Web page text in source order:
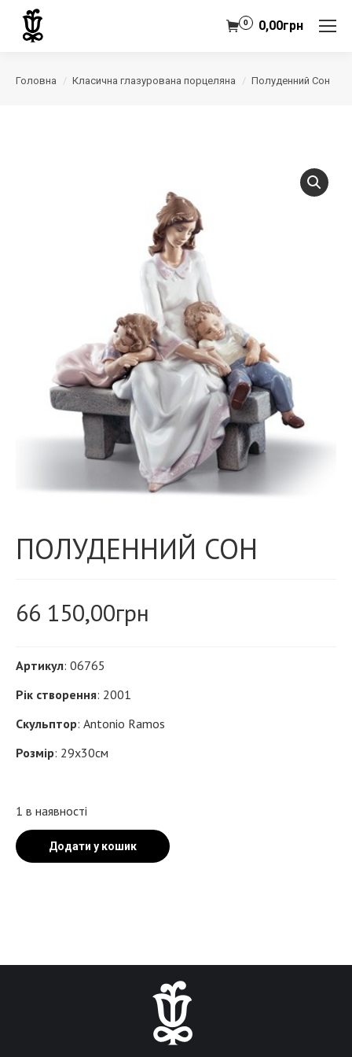
0,00грн
0
Головна Класична глазурована порцеляна Полуденний Сон
ПОЛУДЕННИЙ СОН
66 150,00грн
Артикул: 06765
Рік створення: 2001
Скульптор: Antonio Ramos
Розмір: 29х30см
1 в наявності
Додати у кошик